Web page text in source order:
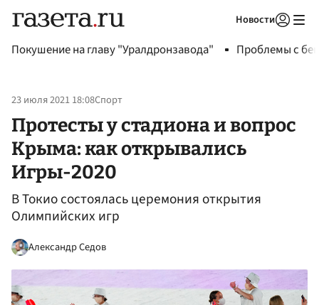
Новости
Покушение на главу "Уралдронзавода" Проблемы с
23 июля 2021 18:08Спорт
Протесты у стадиона и вопрос
Крыма: как открывались
Игры-2020
В Токио состоялась церемония открытия
Олимпийских игр
Александр Седов